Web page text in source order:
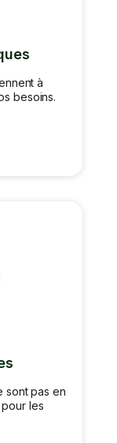
à
besoins.
sont pas en
les